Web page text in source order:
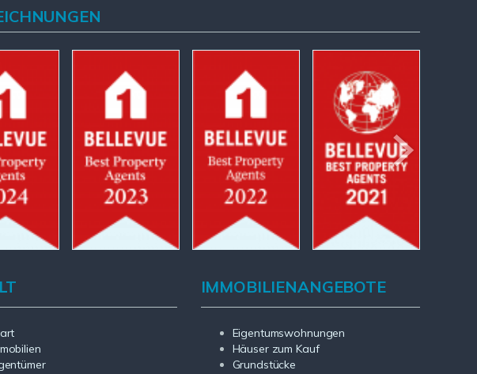
IMMOBILIENANGEBOTE
Eigentumswohnungen
Häuser zum Kauf
Grundstücke